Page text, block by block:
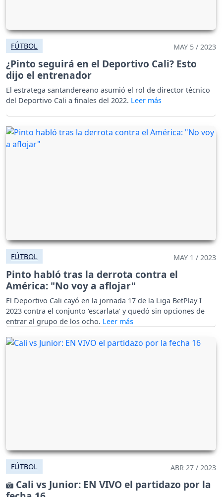
FÚTBOL MAY 5 / 2023
¿Pinto seguirá en el Deportivo Cali? Esto
dijo el entrenador
El estratega santandereano asumió el rol de director técnico
del Deportivo Cali a finales del 2022.
FÚTBOL MAY 1 / 2023
Pinto habló tras la derrota contra el
América: "No voy a aflojar"
El Deportivo Cali cayó en la jornada 17 de la Liga BetPlay I
2023 contra el conjunto 'escarlata' y quedó sin opciones de
entrar al grupo de los ocho.
FÚTBOL ABR 27 / 2023
Cali vs Junior: EN VIVO el partidazo por la